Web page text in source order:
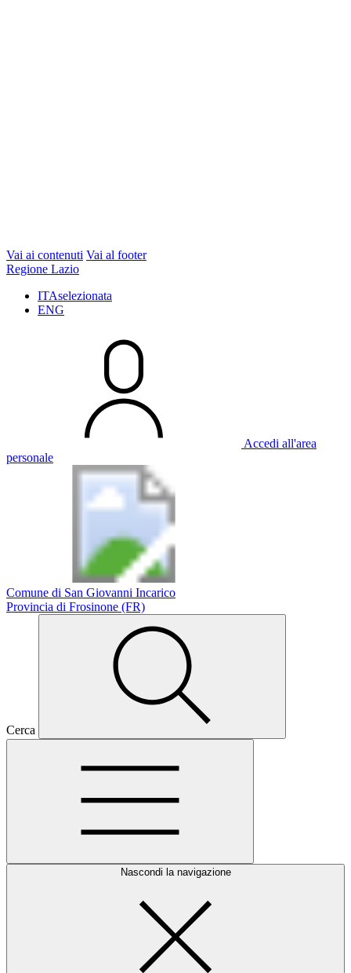
Vai ai contenuti Vai al footer
Regione Lazio
ITAselezionata
ENG
Accedi all'area
personale
Comune di San Giovanni Incarico
Provincia di Frosinone (FR)
Cerca
Nascondi la navigazione